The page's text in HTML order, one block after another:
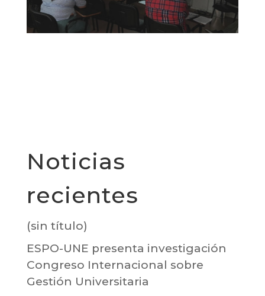
Noticias
recientes
(sin título)
ESPO-UNE presenta investigación
Congreso Internacional sobre
Gestión Universitaria